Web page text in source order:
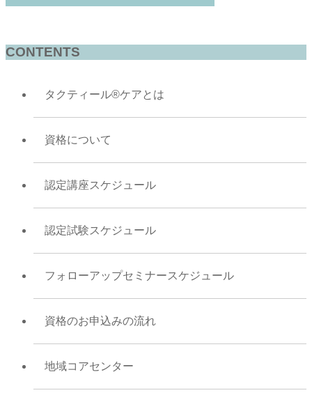
CONTENTS
タクティール®ケアとは
資格について
認定講座スケジュール
認定試験スケジュール
フォローアップセミナースケジュール
資格のお申込みの流れ
地域コアセンター